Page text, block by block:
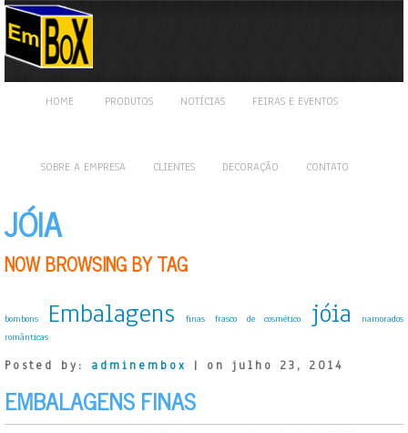
HOME PRODUTOS NOTÍCIAS FEIRAS E EVENTOS
SOBRE A EMPRESA CLIENTES DECORAÇÃO CONTATO
JÓIA
NOW BROWSING BY TAG
bombons Embalagens finas frasco de cosmético jóia
namorados
românticas
Posted by: adminembox | on julho 23, 2014
EMBALAGENS FINAS